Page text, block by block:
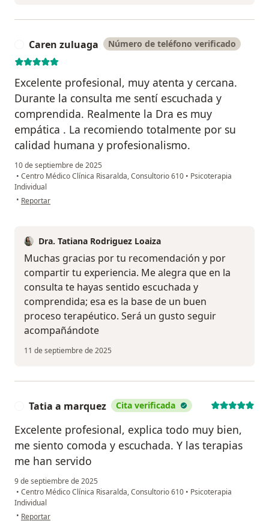
Caren zuluaga Número de teléfono verificado
Excelente profesional, muy atenta y cercana.
Durante la consulta me sentí escuchada y
comprendida. Realmente la Dra es muy
empática . La recomiendo totalmente por su
calidad humana y profesionalismo.
10 de septiembre de 2025
• Centro Médico Clínica Risaralda, Consultorio 610 • Psicoterapia
Individual
• en opinión del usuario Caren zuluaga
Reportar
Dra. Tatiana Rodriguez Loaiza
Muchas gracias por tu recomendación y por
compartir tu experiencia. Me alegra que en la
consulta te hayas sentido escuchada y
comprendida; esa es la base de un buen
proceso terapéutico. Será un gusto seguir
acompañándote
11 de septiembre de 2025
Tatia a marquez Cita verificada
Excelente profesional, explica todo muy bien,
me siento comoda y escuchada. Y las terapias
me han servido
9 de septiembre de 2025
• Centro Médico Clínica Risaralda, Consultorio 610 • Psicoterapia
Individual
• en opinión del usuario Tatia a marquez
Reportar